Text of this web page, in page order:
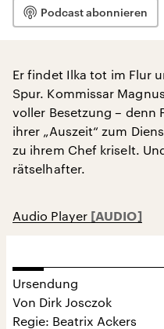
Podcast abonnieren
Er findet Ilka tot im Flur
Spur. Kommissar
voller Besetzung – denn
ihrer „Auszeit“ zum
zu ihrem Chef kriselt.
rätselhafter.
Audio Player
Ursendung
Von Dirk Josczok
Regie: Beatrix Ackers